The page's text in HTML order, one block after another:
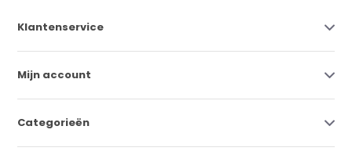
Klantenservice
Mijn account
Categorieën